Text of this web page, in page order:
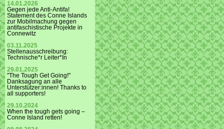
14.01.2026
Gegen jede Anti-Antifa!
Statement des Conne Islands
zur Mobilmachung gegen
antifaschistische Projekte in
Connewitz
03.11.2025
Stellenausschreibung:
Technische*r Leiter*In
29.01.2025
"The Tough Get Going!"
Danksagung an alle
Unterstützer:innen! Thanks to
all supporters!
29.10.2024
When the tough gets going –
Conne Island retten!